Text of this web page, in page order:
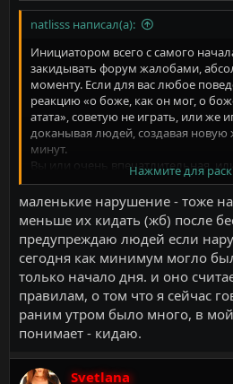
natlisss написал(а):
Инициатором всего с самого
закидывать форум жалобами,
моменту. Если для вас любое
реакцию «о боже, как он мог, о
атата», советую не играть, или же
доканывая людей, создавая
минут.
Вы или очень впечатлительная,
Везде, где бы не были правила,
чуточку, но нарушить их.
и оставьте хотя бы на какое-то
которые помимо игры заняты
личными делами. Лично вам ,
создатели этого проекта делают
процветания своего детища и не
нарушение - не повод делать
Нажмите для
маленькие нарушение - тоже
меньше их кидать (жб) после
предупреждаю людей если
сегодня как минимум могло
только начало дня. и оно
правилам, о том что я сейчас
раним утром было много, в мой
понимает - кидаю.
Svetlana